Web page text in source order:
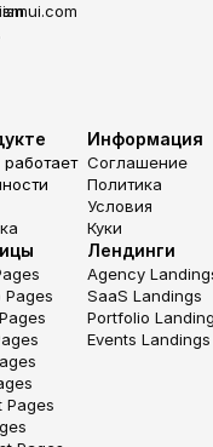
работает
Pages
Pages
Информация
Соглашение
Политика
Условия
Куки
Лендинги
Agency
SaaS Landings
Portfolio
Events Landings